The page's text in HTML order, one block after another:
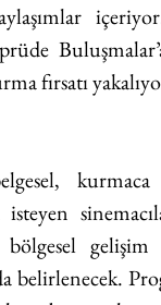
fırsatı
belirlenecek.